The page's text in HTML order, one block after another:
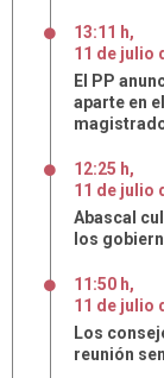
13:11 h,
11 de julio
El PP
aparte en
12:25 h,
11 de julio
Abascal
los
11:50 h,
11 de julio
Los
reunión